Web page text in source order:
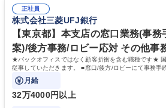
正社員
株式会社三菱UFJ銀行
【東京都】本支店の窓口業務(事
案)/後方事務/ロビー応対 その他事
★バックオフィスではなく顧客折衝を含む職種です★
従事していただきます。 ■窓口/後方/ロビーにて事務手
客様対応
月給
32万4000円以上